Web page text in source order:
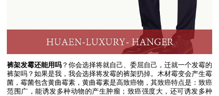
裤架发霉还能用吗 ？你会选择将就自己、委屈自己，迁就一个发霉的
裤架吗？如果是我，我会选择将发霉的裤架扔掉。木材霉变会产生霉
菌，霉菌包含黄曲霉素，黄曲霉素是高致癌物，其致癌特点是：致癌
范围广，能诱发多种动物的产生肿瘤；致癌强度大，还可诱发多种